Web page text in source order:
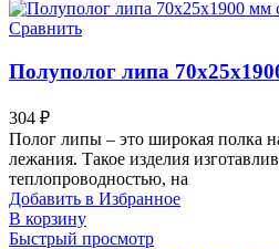
Сравнить
Полуполог липа
304 ₽
Полог липы – это широкая полка
лежания. Такое изделия
теплопроводностью, на
Добавить в Избранное
В корзину
Быстрый просмотр